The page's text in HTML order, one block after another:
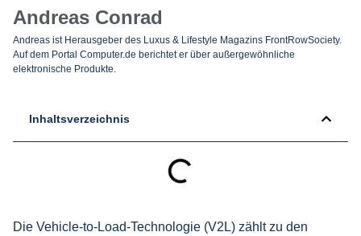
Andreas Conrad
Andreas ist Herausgeber des Luxus & Lifestyle Magazins FrontRowSociety.
Auf dem Portal Computer.de berichtet er über außergewöhnliche
elektronische Produkte.
Inhaltsverzeichnis
Die Vehicle-to-Load-Technologie (V2L) zählt zu den